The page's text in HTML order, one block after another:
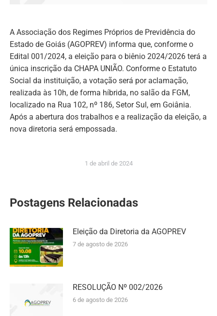
A Associação dos Regimes Próprios de Previdência do
Estado de Goiás (AGOPREV) informa que, conforme o
Edital 001/2024, a eleição para o biênio 2024/2026 terá a
única inscrição da CHAPA UNIÃO. Conforme o Estatuto
Social da instituição, a votação será por aclamação,
realizada às 10h, de forma híbrida, no salão da FGM,
localizado na Rua 102, nº 186, Setor Sul, em Goiânia.
Após a abertura dos trabalhos e a realização da eleição, a
nova diretoria será empossada.
1 de abril de 2024
Postagens Relacionadas
Eleição da Diretoria da AGOPREV
7 de agosto de 2026
RESOLUÇÃO Nº 002/2026
6 de agosto de 2026